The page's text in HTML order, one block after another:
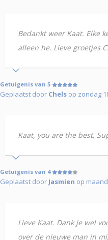
Bedankt weer Kaat. Elke
alleen he. Lieve groetjes
Getuigenis van 5
Geplaatst door Chels op zondag
Kaat, you are the best,
Getuigenis van 4
Geplaatst door Jasmien op
Lieve Kaat. Dank je wel
over de nieuwe man in